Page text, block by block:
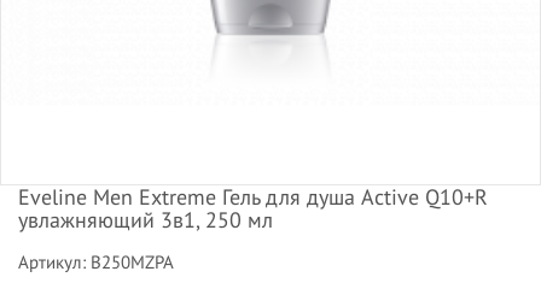
Eveline Men Extreme Гель для душа Active Q10+R
увлажняющий 3в1, 250 мл
Артикул: B250MZPA